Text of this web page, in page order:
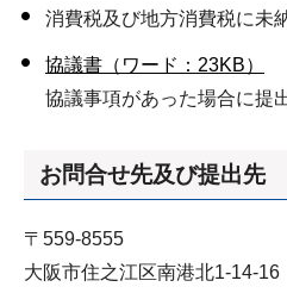
消費税及び地方消費税に未
協議書（ワード：23KB）
協議事項があった場合に提
お問合せ先及び提出先
〒559-8555
大阪市住之江区南港北1-14-